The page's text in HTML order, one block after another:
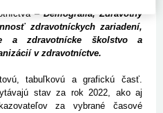
–Demografia, Zdravotný
zdravotníckych zariadení,
a zdravotnícke školstvo a
v zdravotníctve.
tabuľkovú a grafickú časť.
stav za rok 2022, ako aj
za vybrané časové